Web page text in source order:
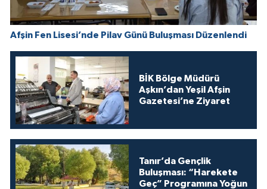
Afşin Fen Lisesi’nde Pilav Günü Buluşması Düzenlendi
BİK Bölge Müdürü
Aşkın’dan Yeşil Afşin
Gazetesi’ne Ziyaret
Tanır’da Gençlik
Buluşması: “Harekete
Geç” Programına Yoğun